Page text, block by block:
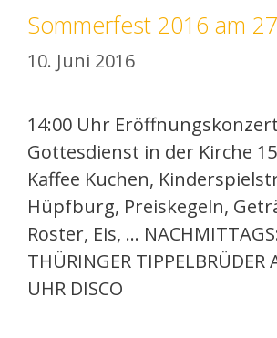
Sommerfest 2016 am
10. Juni 2016
14:00 Uhr
Gottesdienst in der Kirche
Kaffee Kuchen,
Hüpfburg, Preiskegeln,
Roster, Eis, …
THÜRINGER TIPPELBRÜDER
UHR DISCO